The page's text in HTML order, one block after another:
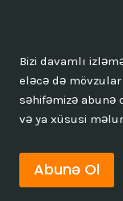
Bizi davamlı
eləcə də
səhifəmizə abunə
və ya xüsusi
Abunə Ol